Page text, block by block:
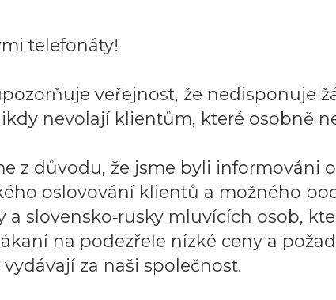
telefonáty!
veřejnost, že nedisponuje
nevolají klientům, které osobně
z důvodu, že jsme byli informováni
oslovování klientů a možného
a slovensko‑rusky mluvících osob,
na podezřele nízké ceny a
za naši společnost.